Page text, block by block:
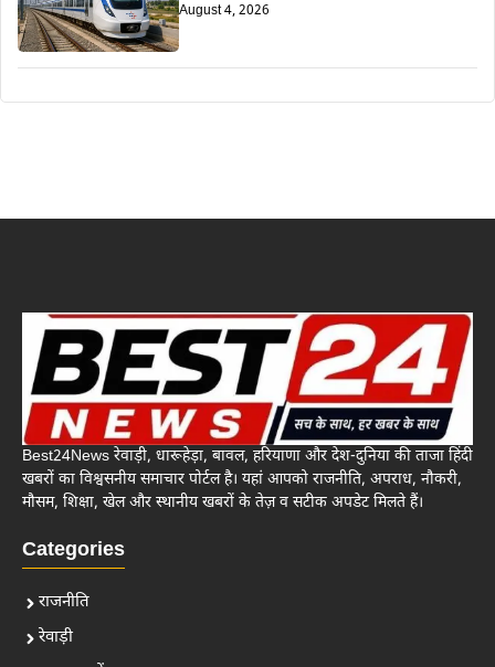
August 4, 2026
Best24News रेवाड़ी, धारूहेड़ा, बावल, हरियाणा और देश-दुनिया की ताजा हिंदी
खबरों का विश्वसनीय समाचार पोर्टल है। यहां आपको राजनीति, अपराध, नौकरी,
मौसम, शिक्षा, खेल और स्थानीय खबरों के तेज़ व सटीक अपडेट मिलते हैं।
Categories
राजनीति
रेवाड़ी